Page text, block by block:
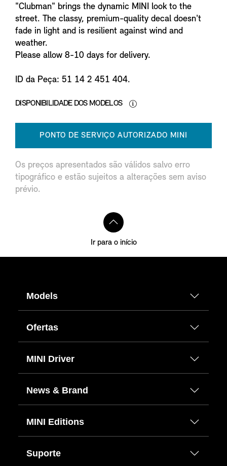
"Clubman" brings the dynamic MINI look to the
street. The classy, premium-quality decal doesn't
fade in light and is resilient against wind and
weather.
Please allow 8-10 days for delivery.
ID da Peça: 51 14 2 451 404.
DISPONIBILIDADE DOS MODELOS
PONTO DE SERVIÇO AUTORIZADO MINI
Os preços apresentados são válidos salvo erro
tipográfico e estão sujeitos a alterações sem aviso
prévio.
Ir para o início
Models
Ofertas
MINI Driver
News & Brand
MINI Editions
Suporte